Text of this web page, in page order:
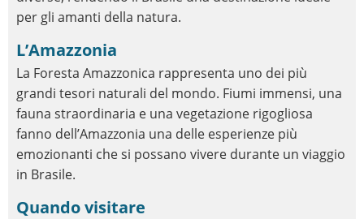
per gli amanti della natura.
L’Amazzonia
La Foresta Amazzonica rappresenta uno dei più
grandi tesori naturali del mondo. Fiumi immensi, una
fauna straordinaria e una vegetazione rigogliosa
fanno dell’Amazzonia una delle esperienze più
emozionanti che si possano vivere durante un viaggio
in Brasile.
Quando visitare